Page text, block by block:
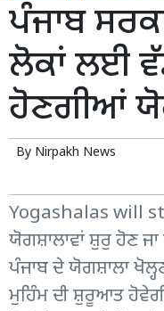
ਪੰਜਾਬ
ਲੋਕਾਂ ਲਈ
ਹੋਣਗੀਆਂ
By Nirpakh News
Yogashalas will
ਯੋਗਸ਼ਾਲਾਵਾਂ ਸ਼ੁਰੁ ਹੋਣ
ਪੰਜਾਬ ਦੇ ਯੋਗਸ਼ਾਲਾ
ਮੁਹਿੰਮ ਦੀ ਸ਼ੁਰੂਆਤ